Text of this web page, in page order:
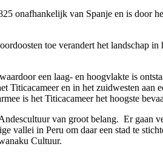
onafhankelijk van Spanje en is door
toe verandert het landschap
een laag- en hoogvlakte is
en in het zuidwesten
is het Titicacameer het hoogste
van groot belang. Er gaan
vallei in Peru om daar een stad te
Cultuur.